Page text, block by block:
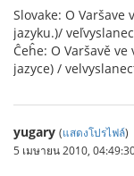
Slovake: O
jazyku.)/
Ĉeĥe: O Varšavě
jazyce) /
yugary (แสดงโปรไฟล์)
5 เมษายน 2010,